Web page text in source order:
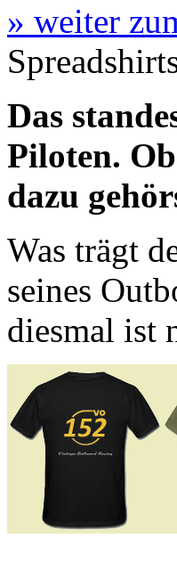
» weiter
Das
Piloten.
dazu
Was trägt
seines
diesmal ist